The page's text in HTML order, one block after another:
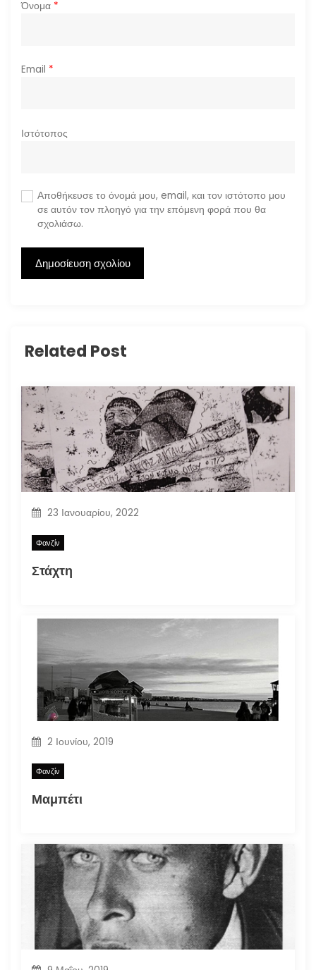
Όνομα *
Email *
Ιστότοπος
Αποθήκευσε το όνομά μου, email, και τον ιστότοπο μου
σε αυτόν τον πλοηγό για την επόμενη φορά που θα
σχολιάσω.
Related Post
23 Ιανουαρίου, 2022
Φανζίν
Στάχτη
2 Ιουνίου, 2019
Φανζίν
Μαμπέτι